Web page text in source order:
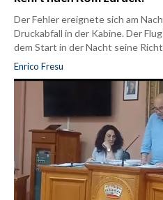
Der Fehler ereignete sich am
Druckabfall in der Kabine. Der
dem Start in der Nacht seine
Enrico Fresu